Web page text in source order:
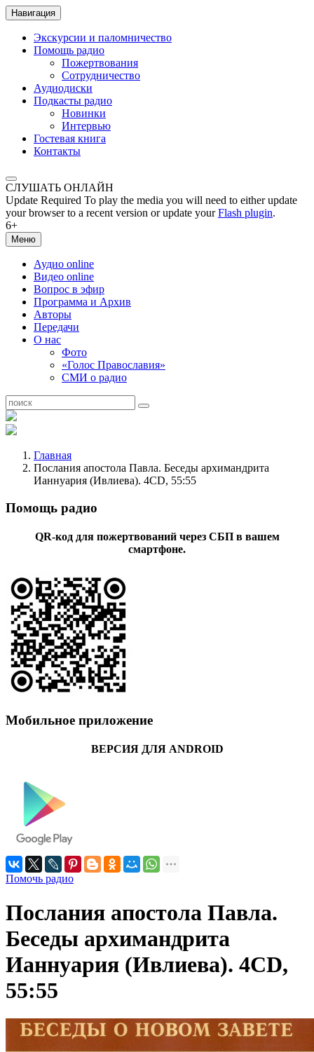
Навигация
Экскурсии и паломничество
Помощь радио
Пожертвования
Сотрудничество
Аудиодиски
Подкасты радио
Новинки
Интервью
Гостевая книга
Контакты
СЛУШАТЬ ОНЛАЙН
Update Required To play the media you will need to either update
your browser to a recent version or update yourFlash plugin.
6+
Меню
Аудио online
Видео online
Вопрос в эфир
Программа и Архив
Авторы
Передачи
О нас
Фото
«Голос Православия»
СМИ о радио
Главная
Послания апостола Павла. Беседы архимандрита
Ианнуария (Ивлиева). 4CD, 55:55
Помощь радио
QR-код для пожертвований через СБП в вашем
смартфоне.
Мобильное приложение
ВЕРСИЯ ДЛЯ ANDROID
Помочь радио
Послания апостола Павла.
Беседы архимандрита
Ианнуария (Ивлиева). 4CD,
55:55